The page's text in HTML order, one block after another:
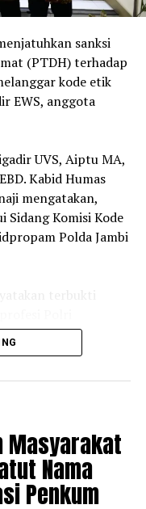
sanksi
(PTDH) terhadap
kode etik
EWS, anggota
UVS, Aiptu MA,
Kabid Humas
mengatakan,
Komisi Kode
Polda Jambi
Ayat 1 PP Nomor 1
7 Tahun 2022
tercela dan
PTDH,” kata Erlan
7 Agustus 2026.
menjadi bentuk
Masyarakat
Nama
Penkum